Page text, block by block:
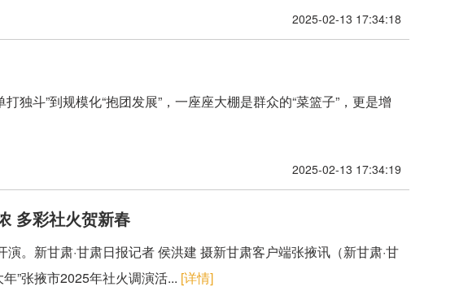
2025-02-13 17:34:18
独斗”到规模化“抱团发展”，一座座大棚是群众的“菜篮子”，更是增
2025-02-13 17:34:19
多彩社火贺新春
。新甘肃·甘肃日报记者 侯洪建 摄新甘肃客户端张掖讯（新甘肃·甘
”张掖市2025年社火调演活... [详情]